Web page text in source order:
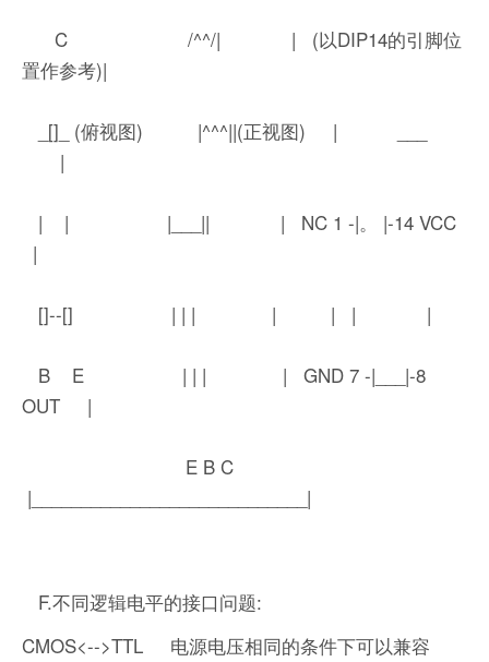
C /^^/| | (以DIP14的引脚位
置作参考)|
_[]_ (俯视图) |^^^||(正视图) | ___
|
| | |___|| | NC 1 -|。 |-14 VCC
|
[]--[] | | | | | | |
B E | | | | GND 7 -|___|-8
OUT |
E B C
|____________________________|
F.不同逻辑电平的接口问题:
CMOS<-->TTL 电源电压相同的条件下可以兼容